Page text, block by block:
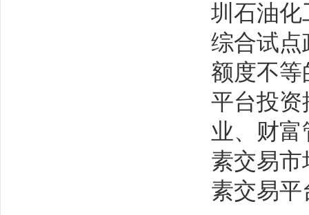
圳石油化
综合试点
额度不等
平台投资
业、财富
素交易
素交易